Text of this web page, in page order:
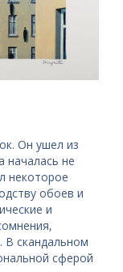
Он ушел из
началась не
некоторое
обоев и
и
В скандальном
сферой